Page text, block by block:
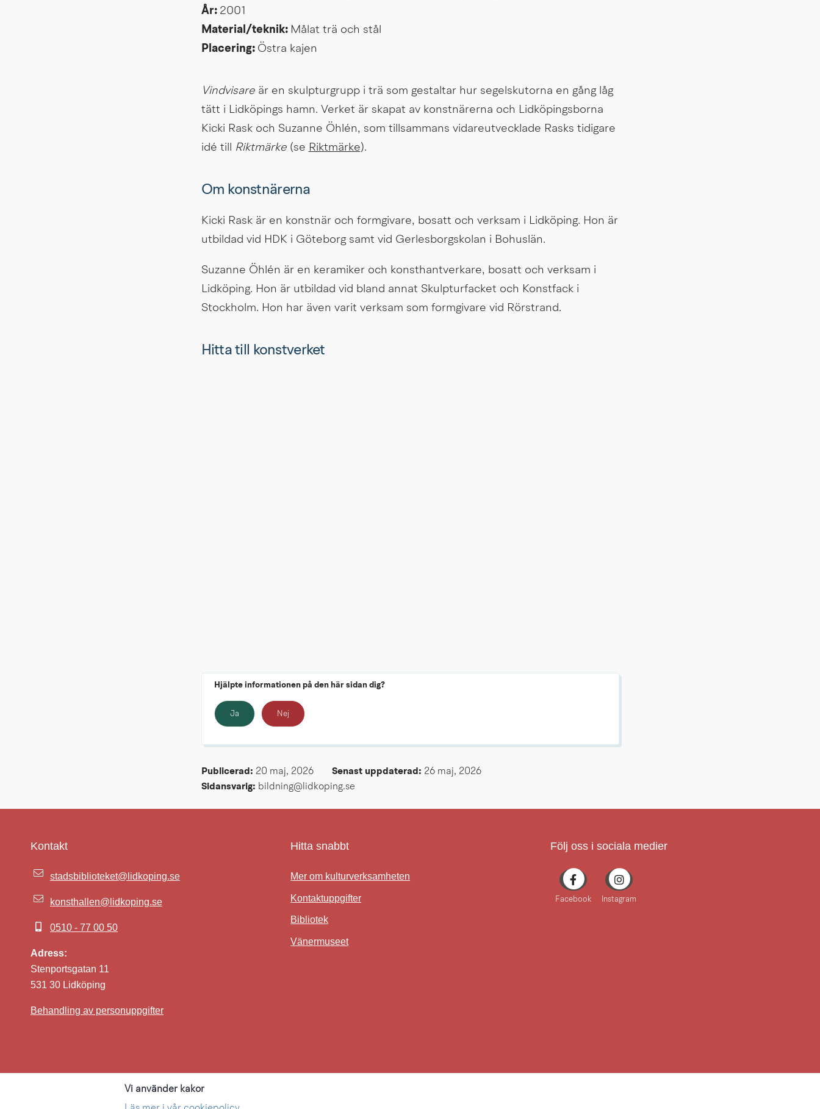
Vi använder kakor
År: 2001
Material/teknik: Målat trä och stål
Placering: Östra kajen
Vindvisare är en skulpturgrupp i trä som gestaltar hur segelskutorna en gång låg
tätt i Lidköpings hamn. Verket är skapat av konstnärerna och Lidköpingsborna
Kicki Rask och Suzanne Öhlén, som tillsammans vidareutvecklade Rasks tidigare
idé till Riktmärke (se Riktmärke).
Om konstnärerna
Kicki Rask är en konstnär och formgivare, bosatt och verksam i Lidköping. Hon är
utbildad vid HDK i Göteborg samt vid Gerlesborgskolan i Bohuslän.
Suzanne Öhlén är en keramiker och konsthantverkare, bosatt och verksam i
Lidköping. Hon är utbildad vid bland annat Skulpturfacket och Konstfack i
Stockholm. Hon har även varit verksam som formgivare vid Rörstrand.
Hitta till konstverket
Hjälpte informationen på den här sidan dig?
Ja Nej
Publicerad: 20 maj, 2026 Senast uppdaterad: 26 maj, 2026
Sidansvarig: bildning@lidkoping.se
Kontakt
stadsbiblioteket@lidkoping.se
konsthallen@lidkoping.se
0510 - 77 00 50
Adress:
Stenportsgatan 11
531 30 Lidköping
Behandling av personuppgifter
Hitta snabbt
Mer om kulturverksamheten
Kontaktuppgifter
Bibliotek
VänermuseetLänk till annan webbplats.
Följ oss i sociala medier
Facebook Instagram
Kultur i Lidköping - en webbplats inom Lidköping kommun